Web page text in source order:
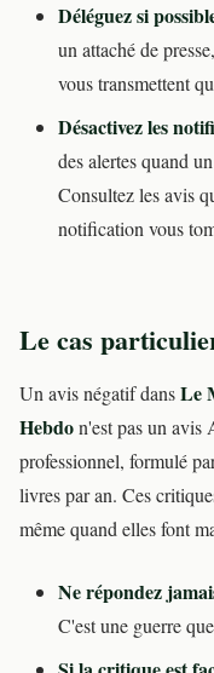
Déléguez si
un attaché de
vous transmettent
Désactivez les
des alertes quand
Consultez les avis
notification vous
Le cas
Un avis négatif dansLe
Hebdon'est pas un avis
professionnel, formulé
livres par an. Ces
même quand elles font
Ne répondez
C'est une guerre